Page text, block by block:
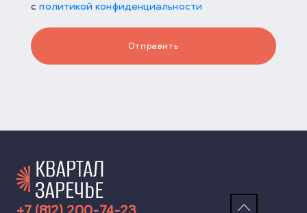
сполитикой конфиденциальности
Отправить